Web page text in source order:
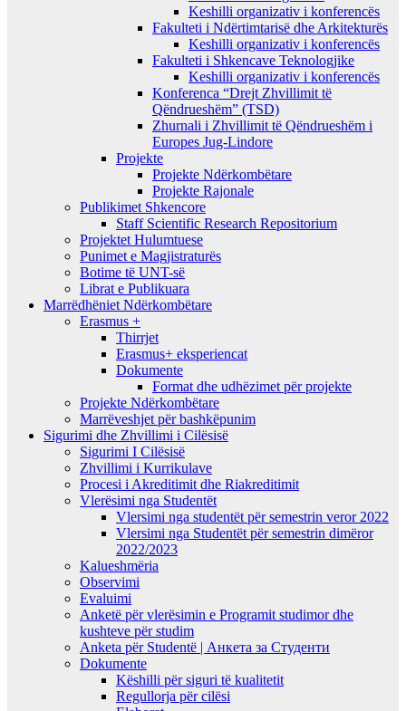
Keshilli organizativ i konferencës
Fakulteti i Ndërtimtarisë dhe Arkitekturës
Keshilli organizativ i konferencës
Fakulteti i Shkencave Teknologjike
Keshilli organizativ i konferencës
Konferenca “Drejt Zhvillimit të
Qëndrueshëm” (TSD)
Zhurnali i Zhvillimit të Qëndrueshëm i
Europes Jug-Lindore
Projekte
Projekte Ndërkombëtare
Projekte Rajonale
Publikimet Shkencore
Staff Scientific Research Repositorium
Projektet Hulumtuese
Punimet e Magjistraturës
Botime të UNT-së
Librat e Publikuara
Marrëdhëniet Ndërkombëtare
Erasmus +
Thirrjet
Erasmus+ eksperiencat
Dokumente
Format dhe udhëzimet për projekte
Projekte Ndërkombëtare
Marrëveshjet për bashkëpunim
Sigurimi dhe Zhvillimi i Cilësisë
Sigurimi I Cilësisë
Zhvillimi i Kurrikulave
Procesi i Akreditimit dhe Riakreditimit
Vlerësimi nga Studentët
Vlersimi nga studentët për semestrin veror 2022
Vlersimi nga Studentët për semestrin dimëror
2022/2023
Kalueshmëria
Observimi
Evaluimi
Anketë për vlerësimin e Programit studimor dhe
kushteve për studim
Anketa për Studentë | Анкета за Студенти
Dokumente
Këshilli për siguri të kualitetit
Regullorja për cilësi